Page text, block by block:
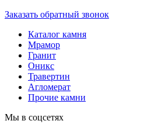
Заказать обратный звонок
Каталог камня
Мрамор
Гранит
Оникс
Травертин
Агломерат
Прочие камни
Мы в соцсетях